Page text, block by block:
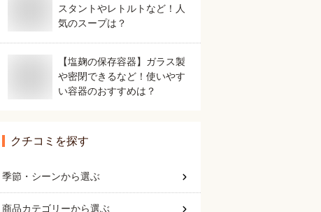
スタントやレトルトなど！人
気のスープは？
【塩麹の保存容器】ガラス製
や密閉できるなど！使いやす
い容器のおすすめは？
クチコミを探す
季節・シーンから選ぶ
商品カテゴリーから選ぶ